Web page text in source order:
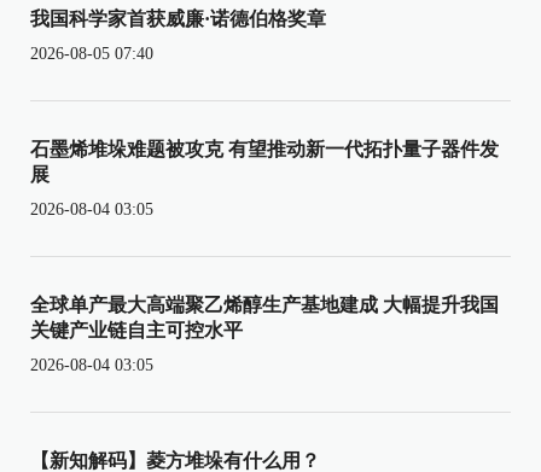
我国科学家首获威廉·诺德伯格奖章
2026-08-05 07:40
石墨烯堆垛难题被攻克 有望推动新一代拓扑量子器件发
展
2026-08-04 03:05
全球单产最大高端聚乙烯醇生产基地建成 大幅提升我国
关键产业链自主可控水平
2026-08-04 03:05
【新知解码】菱方堆垛有什么用？